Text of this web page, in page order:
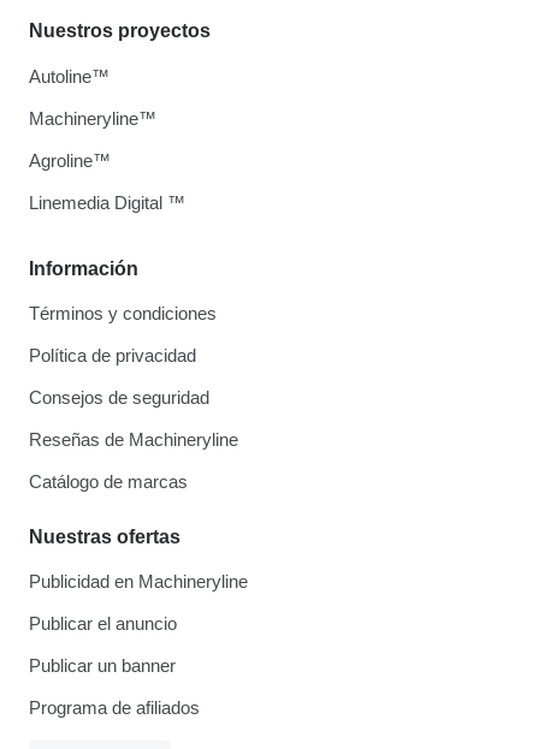
Información
Términos y condiciones
Política de privacidad
Consejos de seguridad
Reseñas de Machineryline
Catálogo de marcas
Nuestras ofertas
Publicidad en Machineryline
Publicar el anuncio
Publicar un banner
Programa de afiliados
Nuestros proyectos
Autoline™
Machineryline™
Agroline™
Linemedia Digital ™